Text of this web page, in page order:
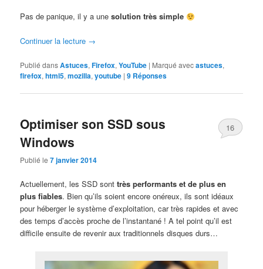
Pas de panique, il y a unesolution très simple
Continuer la lecture →
Publié dansAstuces,Firefox,YouTube | Marqué avecastuces,
firefox,html5,mozilla,youtube |9 Réponses
Optimiser son SSD sous
Windows
Publié le7 janvier 2014
16
Actuellement, les SSD sonttrès performants et de plus en
plus fiables. Bien qu’ils soient encore onéreux, ils sont idéaux
pour héberger le système d’exploitation, car très rapides et avec
des temps d’accès proche de l’instantané ! A tel point qu’il est
difficile ensuite de revenir aux traditionnels disques durs…